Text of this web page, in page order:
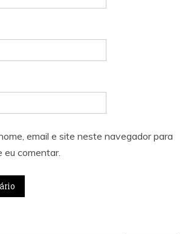
email e site neste navegador para
eu comentar.